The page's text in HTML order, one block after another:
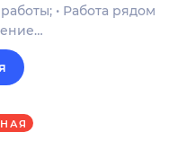
• Работа рядом